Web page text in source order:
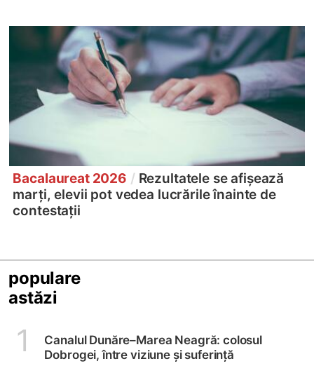
Bacalaureat 2026 / Rezultatele se afișează
marți, elevii pot vedea lucrările înainte de
contestații
populare
astăzi
1
Canalul Dunăre–Marea Neagră: colosul
Dobrogei, între viziune și suferință